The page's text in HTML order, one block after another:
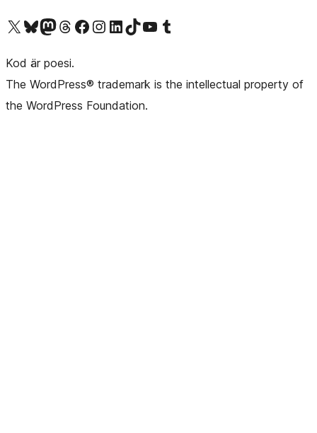
Besök vår X-konto (f.d. Twitter)
Besök vårt Bluesky-konto
Besök vårt Mastodon-konto
Besök vårt Thread-konto
Besök vår Facebook-sidaBesök vårt Instagram-konto
Besök vårt LinkedIn-konto
Besök vårt TikTok-konto
Besök vår YouTube-kanalBesök vårt Tumblr-konto
Kod är poesi.
The WordPress® trademark is the intellectual property of
the WordPress Foundation.